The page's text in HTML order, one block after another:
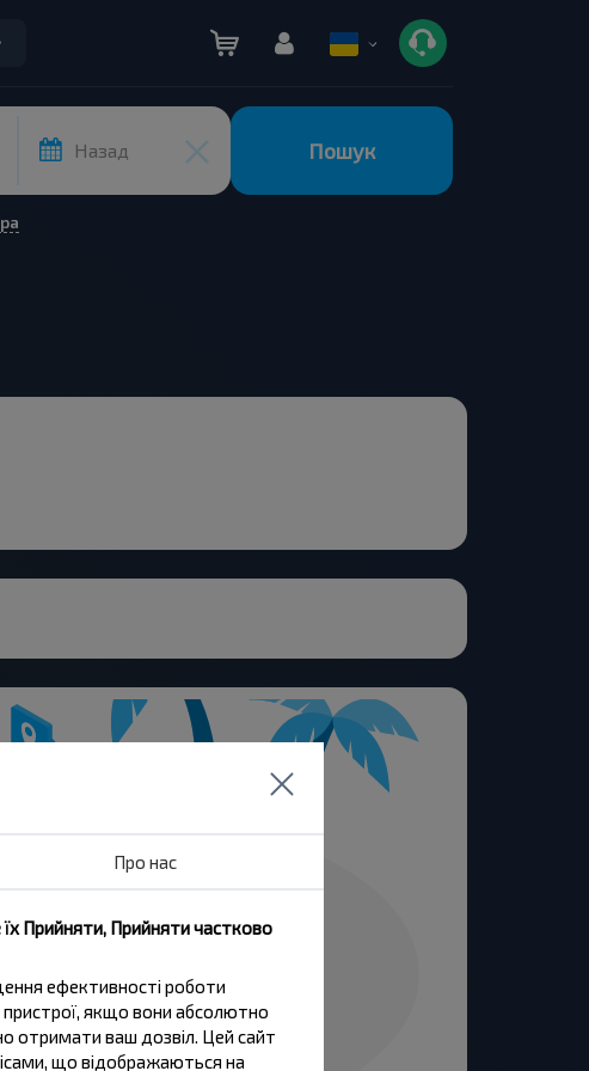
Назад Пошук
Про нас
Прийняти, Прийняти частково
ефективності роботи
якщо вони абсолютно
отримати ваш дозвіл. Цей сайт
що відображаються на